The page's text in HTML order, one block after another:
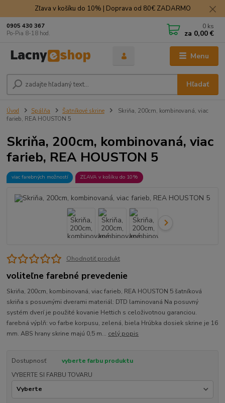
Zľava v košíku do 10% | Doprava od 80€ ZADARMO
Menu
Hľadať
0905 430 367
Po-Pia 8-18 hod.
0 ks
za 0,00 €
Úvod Spálňa Šatníkové skrine
Skriňa, 200cm, kombinovaná, viac
farieb, REA HOUSTON 5
Skriňa, 200cm, kombinovaná, viac
farieb, REA HOUSTON 5
viac farebných možností ZĽAVA v košíku do 10%
Ohodnotiť produkt
voliteľne farebné prevedenie
Skriňa, 200cm, kombinovaná, viac farieb, REA HOUSTON 5 šatníková
skriňa s posuvnými dverami materiál: DTD laminovaná Na posuvný
systém dverí je použité kovanie Hettich s celoživotnou garanciou.
farebná výplň: vo farbe korpusu, zelená, biela Hrúbka dosiek skrine je 16
mm. ABS hrany skrine majú 0,5 m... celý popis
Dostupnosť
vyberte farbu produktu
VYBERTE SI FARBU TOVARU